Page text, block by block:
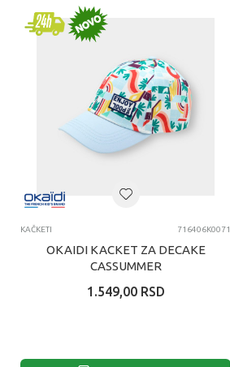
KAČKETI 716406K0071
OKAIDI KACKET ZA DECAKE
CASSUMMER
1.549,00 RSD